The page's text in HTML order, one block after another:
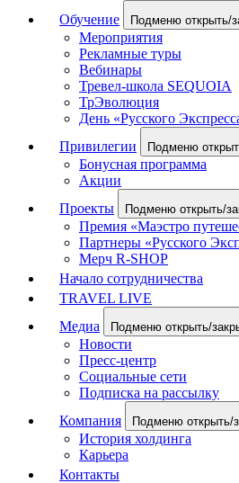
Обучение
Подменю открыть/
Мероприятия
Рекламные туры
Вебинары
Тревел-школа SEQUOIA
ТрЭволюция
День «Русского
Привилегии
Подменю
Бонусная программа
Акции
Проекты
Подменю открыть/
Премия «Маэстро
Партнеры «Русского
Мерч R-SHOP
Начало сотрудничества
TRAVEL LIVE
Медиа
Подменю открыть/
Новости
Пресс-центр
Социальные сети
Подписка на рассылку
Компания
Подменю открыть/
История холдинга
Карьера
Контакты